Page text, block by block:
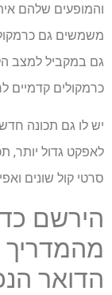
והמופעים שלהם
משמשים גם
כרמקולים קדמיים
לאפקט גדול יותר,
סרטי קול שונים
הירשם
מהמדריך
הדואר